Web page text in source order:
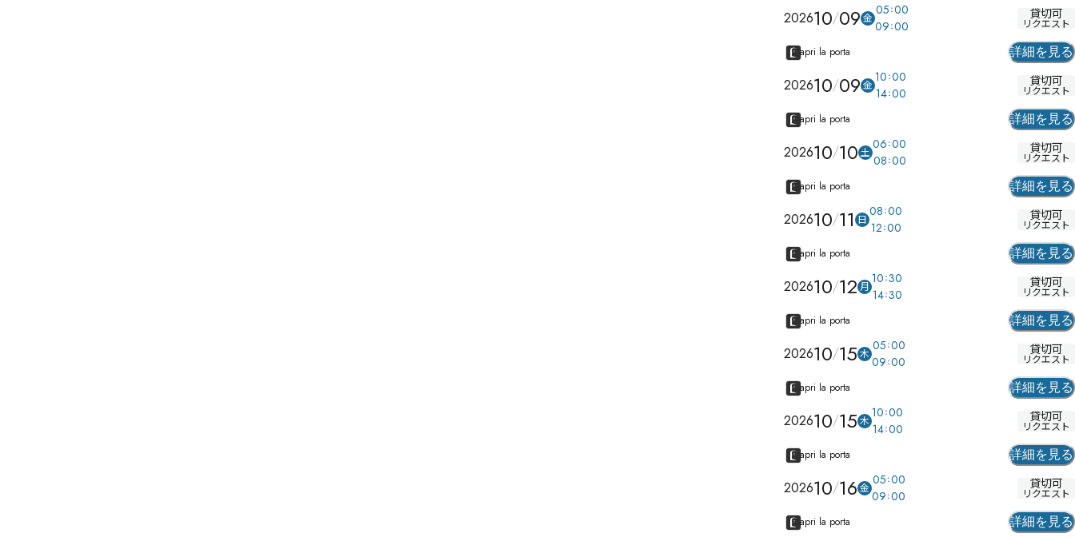
202610 09 金
05 00
09 00
貸切可
リクエスト
apri la porta
詳細を見る
202610 09 金
10 00
14 00
貸切可
リクエスト
apri la porta
詳細を見る
202610 10 土
06 00
08 00
貸切可
リクエスト
apri la porta
詳細を見る
202610 11 日
08 00
12 00
貸切可
リクエスト
apri la porta
詳細を見る
202610 12 月
10 30
14 30
貸切可
リクエスト
apri la porta
詳細を見る
202610 15 木
05 00
09 00
貸切可
リクエスト
apri la porta
詳細を見る
202610 15 木
10 00
14 00
貸切可
リクエスト
apri la porta
詳細を見る
202610 16 金
05 00
09 00
貸切可
リクエスト
apri la porta
詳細を見る